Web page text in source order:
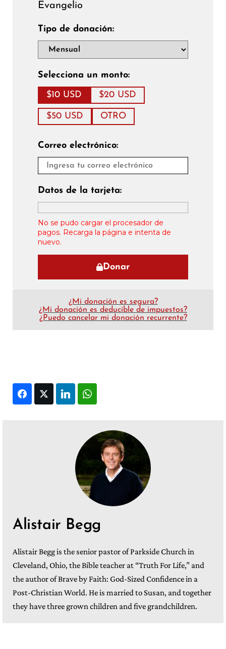
Evangelio
Tipo de donación:
Selecciona un monto:
$10 USD $20 USD
$50 USD OTRO
Correo electrónico:
Datos de la tarjeta:
No se pudo cargar el procesador de
pagos. Recarga la página e intenta de
nuevo.
Donar
¿Mi donación es segura?
¿Mi donación es deducible de impuestos?
¿Puedo cancelar mi donación recurrente?
FacebookTwitter LinkedIn
Alistair Begg
Alistair Begg is the senior pastor of Parkside Church in
Cleveland, Ohio, the Bible teacher at “Truth For Life,” and
the author of Brave by Faith: God-Sized Confidence in a
Post-Christian World. He is married to Susan, and together
they have three grown children and five grandchildren.